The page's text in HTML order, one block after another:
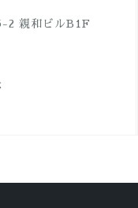
2 親和ビルB1F